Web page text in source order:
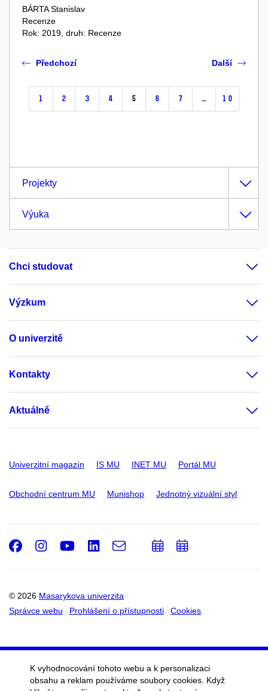
BÁRTA Stanislav
Recenze
Rok: 2019, druh: Recenze
Předchozí
1 2 3 4 5 6 7 … 10
Další
Projekty
Výuka
Chci studovat
Výzkum
O univerzitě
Kontakty
Aktuálně
Univerzitní magazín IS MU INET MU Portál MU
Obchodní centrum MU Munishop Jednotný vizuální styl
© 2026 Masarykova univerzita
Správce webu
Prohlášení o přístupnosti Cookies
Facebook
Instagram
Youtube
LinkedIn
e-
Email
PřidatPřidat
K vyhodnocování tohoto webu a k personalizaci
obsahu a reklam používáme soubory cookies. Když